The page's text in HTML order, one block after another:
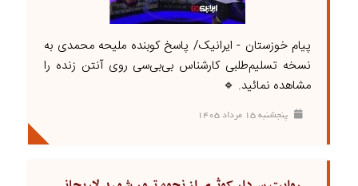
پیام خوزستان - ایرانیک/ پاسخ کوبنده ملیحه محمدی به
نسخه تسلیم‌طلبی کارشناس بی‌بی‌سی روی آنتن زنده را
مشاهده نمائید. 🔹
پنجشنبه ۱۵ مرداد ۱۴۰۵